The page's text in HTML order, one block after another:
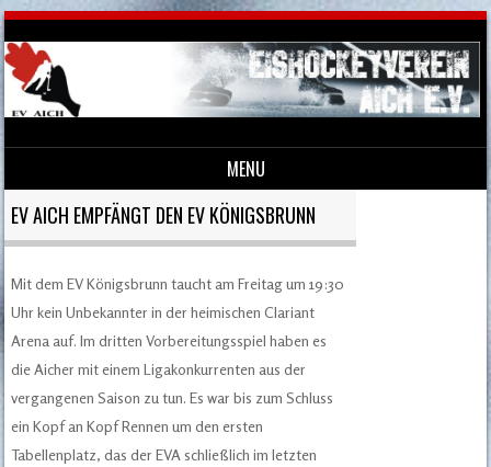
MENU
Skip to content
EV AICH EMPFÄNGT DEN EV KÖNIGSBRUNN
Mit dem EV Königsbrunn taucht am Freitag um 19:30
Uhr kein Unbekannter in der heimischen Clariant
Arena auf. Im dritten Vorbereitungsspiel haben es
die Aicher mit einem Ligakonkurrenten aus der
vergangenen Saison zu tun. Es war bis zum Schluss
ein Kopf an Kopf Rennen um den ersten
Tabellenplatz, das der EVA schließlich im letzten